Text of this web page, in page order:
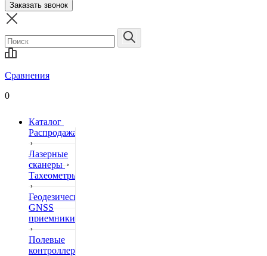
Заказать звонок
Сравнения
0
Каталог
Распродажа
Лазерные
сканеры
Тахеометры
Геодезические
GNSS
приемники
Полевые
контроллеры